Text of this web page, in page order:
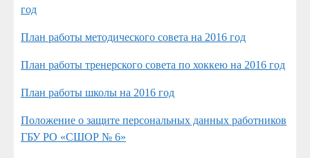
год
План работы методического совета на 2016 год
План работы тренерского совета по хоккею на 2016 год
План работы школы на 2016 год
Положение о защите персональных данных работников
ГБУ РО «СШОР № 6»